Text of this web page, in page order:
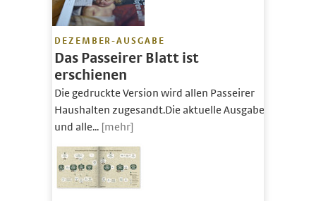
DEZEMBER-AUSGABE
Das Passeirer Blatt ist
erschienen
Die gedruckte Version wird allen Passeirer
Haushalten zugesandt.Die aktuelle Ausgabe
und alle... [mehr]